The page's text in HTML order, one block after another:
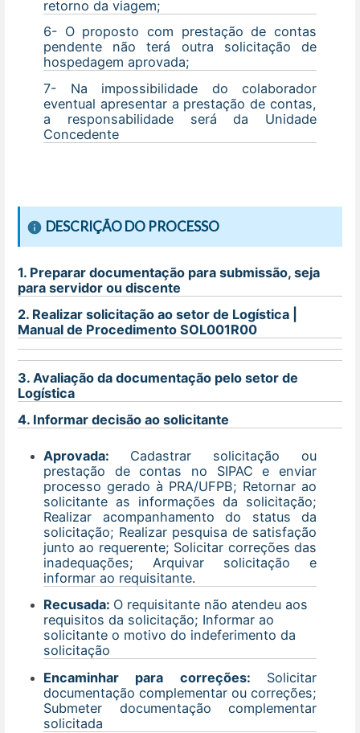
retorno da viagem;
6- O proposto com prestação de contas
pendente não terá outra solicitação de
hospedagem aprovada;
7- Na impossibilidade do colaborador
eventual apresentar a prestação de contas,
a responsabilidade será da Unidade
Concedente
DESCRIÇÃO DO PROCESSO
1. Preparar documentação para submissão, seja
para servidor ou discente
2. Realizar solicitação ao setor de Logística |
Manual de Procedimento SOL001R00
3. Avaliação da documentação pelo setor de
Logística
4. Informar decisão ao solicitante
Aprovada: Cadastrar solicitação ou
prestação de contas no SIPAC e enviar
processo gerado à PRA/UFPB; Retornar ao
solicitante as informações da solicitação;
Realizar acompanhamento do status da
solicitação; Realizar pesquisa de satisfação
junto ao requerente; Solicitar correções das
inadequações; Arquivar solicitação e
informar ao requisitante.
Recusada: O requisitante não atendeu aos
requisitos da solicitação; Informar ao
solicitante o motivo do indeferimento da
solicitação
Encaminhar para correções: Solicitar
documentação complementar ou correções;
Submeter documentação complementar
solicitada